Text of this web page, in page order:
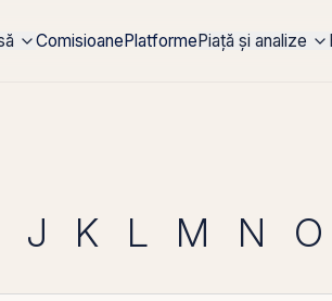
ComisioanePlatformePiață și analize
J K L M N O